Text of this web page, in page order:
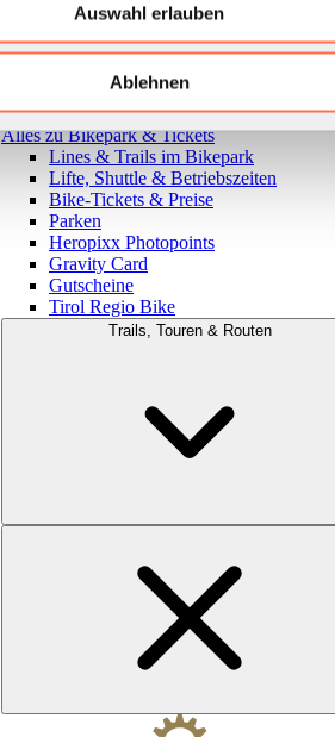
Auswahl erlauben
Ablehnen
Zurück
Alles zu Bikepark & Tickets
Lines & Trails im Bikepark
Lifte, Shuttle & Betriebszeiten
Bike-Tickets & Preise
Parken
Heropixx Photopoints
Gravity Card
Gutscheine
Tirol Regio Bike
Trails, Touren & Routen